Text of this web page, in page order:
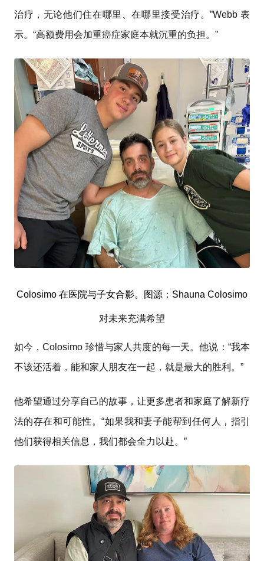
治疗，无论他们住在哪里、在哪里接受治疗。”Webb 表
示。“高额费用会加重癌症家庭本就沉重的负担。”
Colosimo 在医院与子女合影。图源：Shauna Colosimo
对未来充满希望
如今，Colosimo 珍惜与家人共度的每一天。他说：“我本
不该还活着，能和家人朋友在一起，就是最大的胜利。”
他希望通过分享自己的故事，让更多患者和家庭了解新疗
法的存在和可能性。“如果我和妻子能帮到任何人，指引
他们获得相关信息，我们都会全力以赴。”